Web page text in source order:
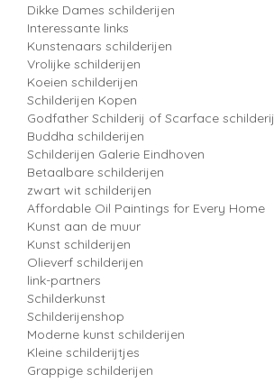
Dikke Dames schilderijen
Interessante links
Kunstenaars schilderijen
Vrolijke schilderijen
Koeien schilderijen
Schilderijen Kopen
Godfather Schilderij of Scarface schilderij
Buddha schilderijen
Schilderijen Galerie Eindhoven
Betaalbare schilderijen
zwart wit schilderijen
Affordable Oil Paintings for Every Home
Kunst aan de muur
Kunst schilderijen
Olieverf schilderijen
link-partners
Schilderkunst
Schilderijenshop
Moderne kunst schilderijen
Kleine schilderijtjes
Grappige schilderijen